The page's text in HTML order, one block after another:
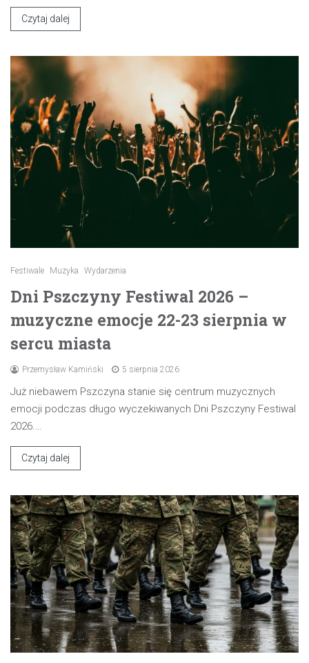
Czytaj dalej
Festiwale Muzyka Wydarzenia
Dni Pszczyny Festiwal 2026 –
muzyczne emocje 22-23 sierpnia w
sercu miasta
Przemysław Kamiński 5 sierpnia 2026
Już niebawem Pszczyna stanie się centrum muzycznych
emocji podczas długo wyczekiwanych Dni Pszczyny Festiwal
2026.…
Czytaj dalej